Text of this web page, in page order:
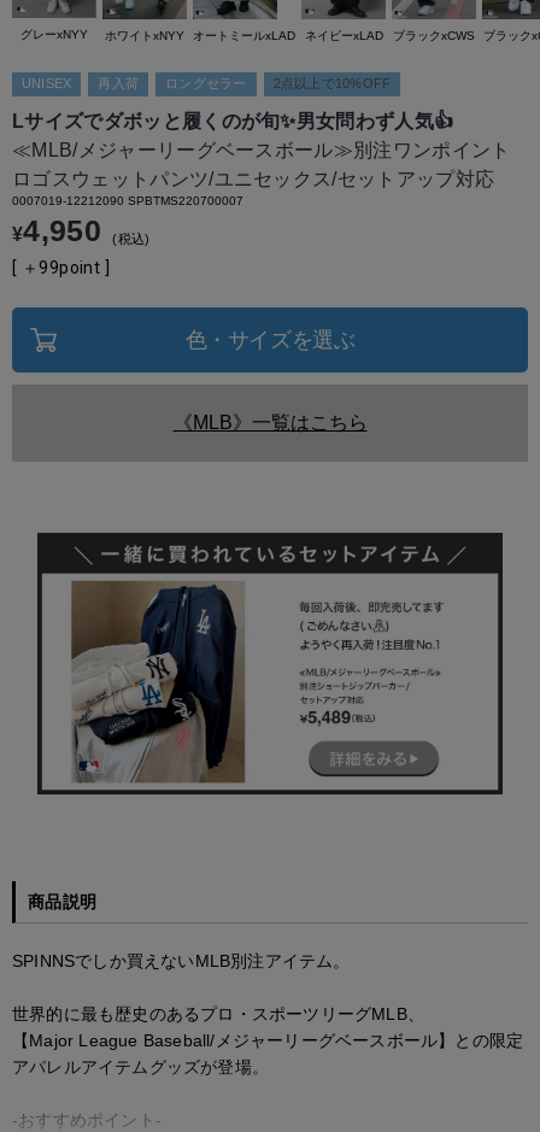
UNISEX 再入荷 ロングセラー 2点以上で10%OFF
Lサイズでダボッと履くのが旬✨男女問わず人気👍
≪MLB/メジャーリーグベースボール≫別注ワンポイント
ロゴスウェットパンツ/ユニセックス/セットアップ対応
0007019-12212090 SPBTMS220700007
¥4,950 税込
[ ＋99point ]
色・サイズを選ぶ
《MLB》一覧はこちら
商品説明
SPINNSでしか買えないMLB別注アイテム。
世界的に最も歴史のあるプロ・スポーツリーグMLB、
【Major League Baseball/メジャーリーグベースボール】との限定
アパレルアイテムグッズが登場。
-おすすめポイント-
グレーxNYY ホワイトxNYY オートミールxLAD ネイビーxLAD ブラックxCWS ブラック